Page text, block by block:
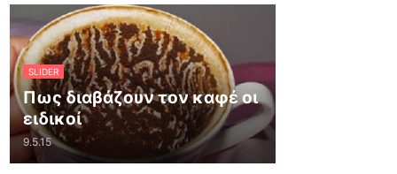
SLIDER
Πως διαβάζουν τον καφέ οι
ειδικοί
9.5.15